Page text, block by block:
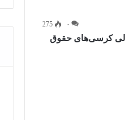
۰ 275
کرسی‌های حقوق